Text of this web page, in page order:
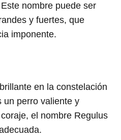
nombre puede ser
y fuertes, que
imponente.
en la constelación
un perro valiente y
el nombre Regulus